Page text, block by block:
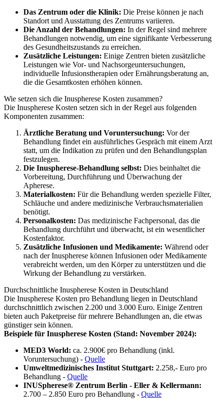
Das Zentrum oder die Klinik: Die Preise können je nach
Standort und Ausstattung des Zentrums variieren.
Die Anzahl der Behandlungen: In der Regel sind mehrere
Behandlungen notwendig, um eine signifikante Verbesserung
des Gesundheitszustands zu erreichen.
Zusätzliche Leistungen: Einige Zentren bieten zusätzliche
Leistungen wie Vor- und Nachsorgeuntersuchungen,
individuelle Infusionstherapien oder Ernährungsberatung an,
die die Gesamtkosten erhöhen können.
Wie setzen sich die Inuspherese Kosten zusammen?
Die Inuspherese Kosten setzen sich in der Regel aus folgenden
Komponenten zusammen:
Ärztliche Beratung und Voruntersuchung: Vor der
Behandlung findet ein ausführliches Gespräch mit einem Arzt
statt, um die Indikation zu prüfen und den Behandlungsplan
festzulegen.
Die Inuspherese-Behandlung selbst: Dies beinhaltet die
Vorbereitung, Durchführung und Überwachung der
Apherese.
Materialkosten: Für die Behandlung werden spezielle Filter,
Schläuche und andere medizinische Verbrauchsmaterialien
benötigt.
Personalkosten: Das medizinische Fachpersonal, das die
Behandlung durchführt und überwacht, ist ein wesentlicher
Kostenfaktor.
Zusätzliche Infusionen und Medikamente: Während oder
nach der Inuspherese können Infusionen oder Medikamente
verabreicht werden, um den Körper zu unterstützen und die
Wirkung der Behandlung zu verstärken.
Durchschnittliche Inuspherese Kosten in Deutschland
Die Inuspherese Kosten pro Behandlung liegen in Deutschland
durchschnittlich zwischen 2.200 und 3.000 Euro. Einige Zentren
bieten auch Paketpreise für mehrere Behandlungen an, die etwas
günstiger sein können.
Beispiele für Inuspherese Kosten (Stand: November 2024):
MED3 World: ca. 2.900€ pro Behandlung (inkl.
Voruntersuchung) - Quelle
Umweltmedizinisches Institut Stuttgart: 2.258,- Euro pro
Behandlung - Quelle
INUSpherese® Zentrum Berlin - Eller & Kellermann:
2.700 – 2.850 Euro pro Behandlung - Quelle